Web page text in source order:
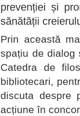
prevenției și
sănătății
Prin această
spațiu de dialog
Catedra de
bibliotecari,
discuta despre
acțiune în